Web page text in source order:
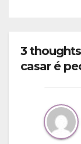
3
casar é